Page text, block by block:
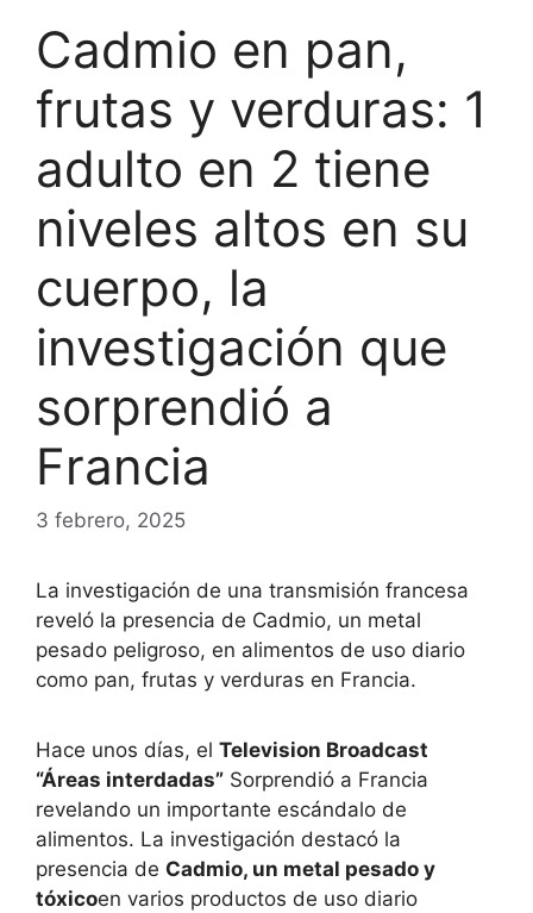
Cadmio en pan,
frutas y verduras: 1
adulto en 2 tiene
niveles altos en su
cuerpo, la
investigación que
sorprendió a
Francia
3 febrero, 2025
La investigación de una transmisión francesa
reveló la presencia de Cadmio, un metal
pesado peligroso, en alimentos de uso diario
como pan, frutas y verduras en Francia.
Hace unos días, el Television Broadcast
“Áreas interdadas” Sorprendió a Francia
revelando un importante escándalo de
alimentos. La investigación destacó la
presencia de Cadmio, un metal pesado y
tóxicoen varios productos de uso diario